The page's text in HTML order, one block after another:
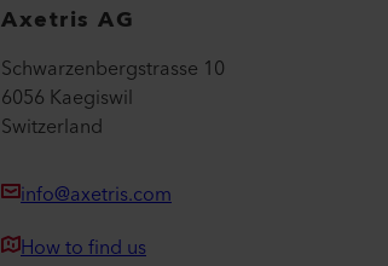
Axetris AG
Schwarzenbergstrasse 10
6056 Kaegiswil
Switzerland
info@axetris.com
How to find us